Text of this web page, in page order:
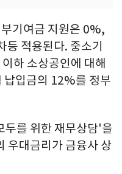
기여금 지원은 0%,
적용된다. 중소기
하 소상공인에 대해
납입금의 12%를 정부
두를 위한 재무상담'을
우대금리가 금융사 상